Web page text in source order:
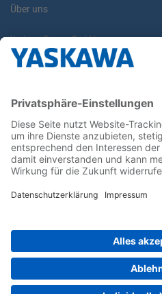
Über uns
Yaskawa Europe GmbH
Karriere
Newsletter
Follow us on...
Home Impressum Privacy